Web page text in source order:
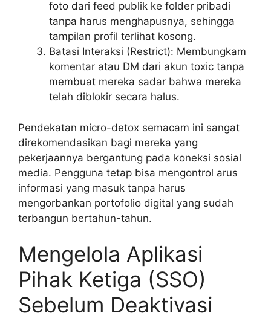
foto dari feed publik ke folder pribadi
tanpa harus menghapusnya, sehingga
tampilan profil terlihat kosong.
Batasi Interaksi (Restrict): Membungkam
komentar atau DM dari akun toxic tanpa
membuat mereka sadar bahwa mereka
telah diblokir secara halus.
Pendekatan micro-detox semacam ini sangat
direkomendasikan bagi mereka yang
pekerjaannya bergantung pada koneksi sosial
media. Pengguna tetap bisa mengontrol arus
informasi yang masuk tanpa harus
mengorbankan portofolio digital yang sudah
terbangun bertahun-tahun.
Mengelola Aplikasi
Pihak Ketiga (SSO)
Sebelum Deaktivasi